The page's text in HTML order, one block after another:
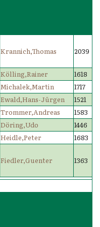
Krannich,Thomas 2039
Kölling,Rainer
1618
Michalek,Martin
1717
Ewald,Hans-Jürgen
1521
Trommer,Andreas
1583
Döring,Udo
1446
Heidle,Peter 1683
Fiedler,Guenter 1363